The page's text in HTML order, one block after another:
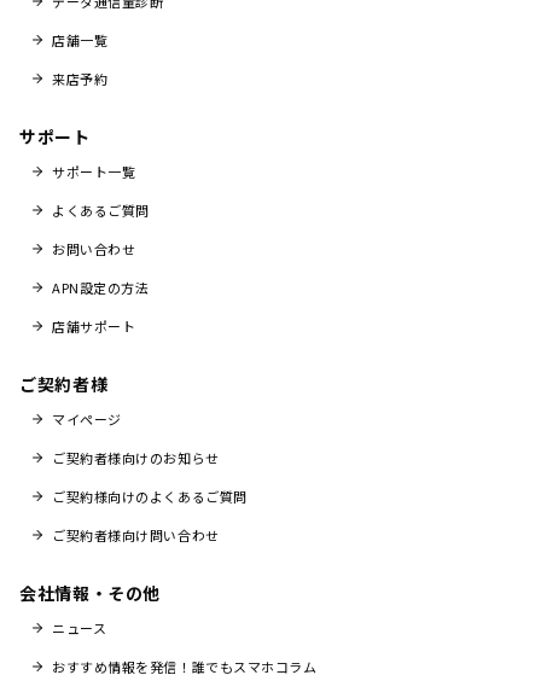
店舗一覧
来店予約
サポート
サポート一覧
よくあるご質問
お問い合わせ
APN設定の方法
店舗サポート
ご契約者様
マイページ
ご契約者様向けのお知らせ
ご契約様向けのよくあるご質問
ご契約者様向け問い合わせ
会社情報・その他
ニュース
おすすめ情報を発信！誰でもスマホコラム